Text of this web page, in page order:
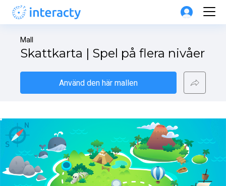
Mall
Skattkarta | Spel på flera nivåer
Använd den här mallen